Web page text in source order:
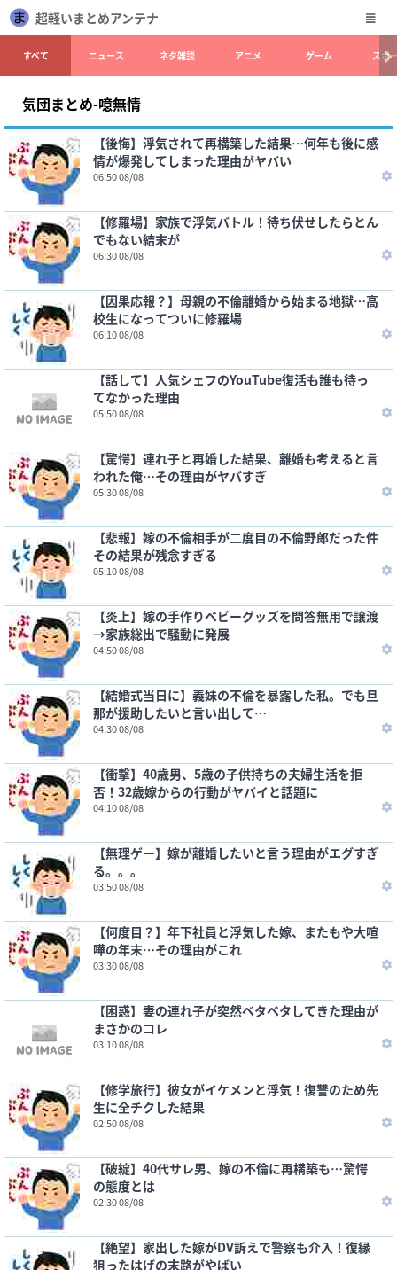
超軽いまとめアンテナ
すべて ニュース ネタ雑談 アニメ ゲーム スポ
気団まとめ-噫無情
【後悔】浮気されて再構築した結果…何年も後に感
情が爆発してしまった理由がヤバい
06:50 08/08
【修羅場】家族で浮気バトル！待ち伏せしたらとん
でもない結末が
06:30 08/08
【因果応報？】母親の不倫離婚から始まる地獄…高
校生になってついに修羅場
06:10 08/08
【話して】人気シェフのYouTube復活も誰も待っ
てなかった理由
05:50 08/08
【驚愕】連れ子と再婚した結果、離婚も考えると言
われた俺…その理由がヤバすぎ
05:30 08/08
【悲報】嫁の不倫相手が二度目の不倫野郎だった件
その結果が残念すぎる
05:10 08/08
【炎上】嫁の手作りベビーグッズを問答無用で譲渡
→家族総出で騒動に発展
04:50 08/08
【結婚式当日に】義妹の不倫を暴露した私。でも旦
那が援助したいと言い出して…
04:30 08/08
【衝撃】40歳男、5歳の子供持ちの夫婦生活を拒
否！32歳嫁からの行動がヤバイと話題に
04:10 08/08
【無理ゲー】嫁が離婚したいと言う理由がエグすぎ
る。。。
03:50 08/08
【何度目？】年下社員と浮気した嫁、またもや大喧
嘩の年末…その理由がこれ
03:30 08/08
【困惑】妻の連れ子が突然ベタベタしてきた理由が
まさかのコレ
03:10 08/08
【修学旅行】彼女がイケメンと浮気！復讐のため先
生に全チクした結果
02:50 08/08
【破綻】40代サレ男、嫁の不倫に再構築も…驚愕
の態度とは
02:30 08/08
【絶望】家出した嫁がDV訴えで警察も介入！復縁
狙ったはげの末路がやばい